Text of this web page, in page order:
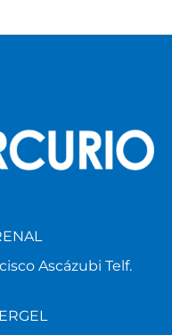
Ascázubi Telf.